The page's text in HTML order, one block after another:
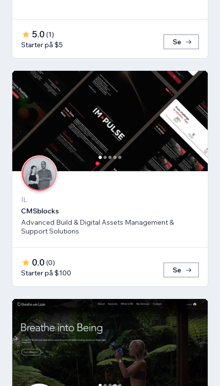
5.0 (1)
Starter på $5
Se
IL
CMSblocks
Advanced Build & Digital Assets Management &
Support Solutions
0.0 (0)
Starter på $100
Se